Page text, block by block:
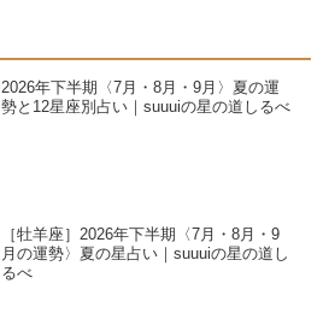
2026年下半期〈7月・8月・9月〉夏の運
勢と12星座別占い｜suuuiの星の道しるべ
［牡羊座］2026年下半期〈7月・8月・9
月の運勢〉夏の星占い｜suuuiの星の道し
るべ